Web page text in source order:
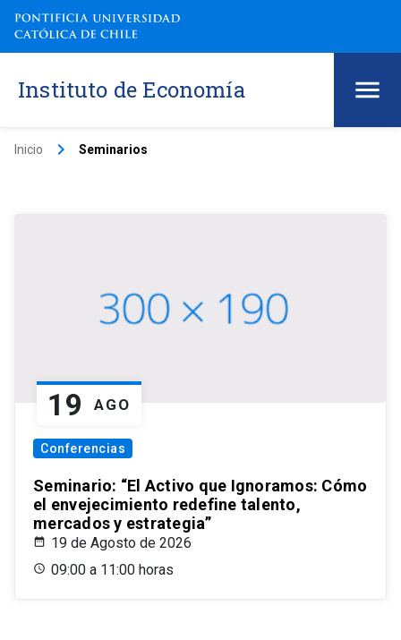
Instituto de Economía
Inicio keyboard_arrow_right Seminarios
19 AGO
Conferencias
Seminario: “El Activo que Ignoramos: Cómo
el envejecimiento redefine talento,
mercados y estrategia”
19 de Agosto de 2026
09:00 a 11:00 horas